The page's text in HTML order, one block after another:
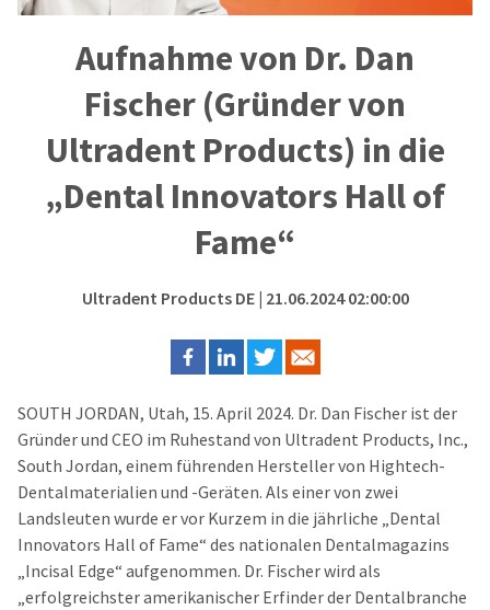
Aufnahme von Dr. Dan
Fischer (Gründer von
Ultradent Products) in die
„Dental Innovators Hall of
Fame“
Ultradent Products DE| 21.06.2024 02:00:00
SOUTH JORDAN, Utah, 15. April 2024. Dr. Dan Fischer ist der
Gründer und CEO im Ruhestand von Ultradent Products, Inc.,
South Jordan, einem führenden Hersteller von Hightech-
Dentalmaterialien und -Geräten. Als einer von zwei
Landsleuten wurde er vor Kurzem in die jährliche „Dental
Innovators Hall of Fame“ des nationalen Dentalmagazins
„Incisal Edge“ aufgenommen. Dr. Fischer wird als
„erfolgreichster amerikanischer Erfinder der Dentalbranche